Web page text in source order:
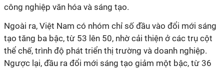
công nghiệp văn hóa và sáng tạo.
Ngoài ra, Việt Nam có nhóm chỉ số đầu vào đổi mới sáng
tạo tăng ba bậc, từ 53 lên 50, nhờ cải thiện ở các trụ cột
thể chế, trình độ phát triển thị trường và doanh nghiệp.
Ngược lại, đầu ra đổi mới sáng tạo giảm một bậc, từ 36